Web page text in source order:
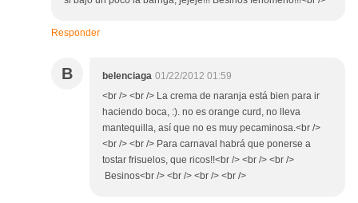
Responder
B belenciaga 01/22/2012 01:59
<br /> <br /> La crema de naranja está bien para ir
haciendo boca, :). no es orange curd, no lleva
mantequilla, así que no es muy pecaminosa.<br />
<br /> <br /> Para carnaval habrá que ponerse a
tostar frisuelos, que ricos!!<br /> <br /> <br />
Besinos<br /> <br /> <br /> <br />